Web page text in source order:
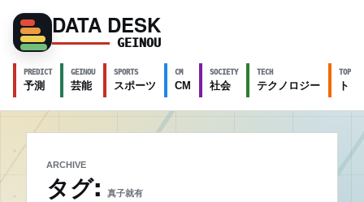
DATA DESK
GEINOU
PREDICT
予測
GEINOU
芸能
SPORTS
スポーツ
CM
CM
SOCIETY
社会
TECH
テクノロジー
TOPICS
ト
ARCHIVE
タグ: 真子就有